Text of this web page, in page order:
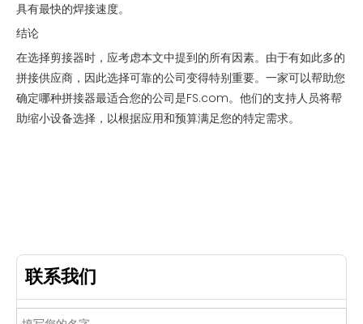
具有最快的焊接速度。
结论
在选择剪接器时，应考虑本文中提到的所有因素。由于有如此多的
拼接供应商，因此选择可靠的公司变得特别重要。一家可以帮助您
确定哪种拼接器最适合您的公司是FS.com。他们的支持人员将帮
助缩小设备选择，以根据应用和预算满足您的特定需求。
联系我们